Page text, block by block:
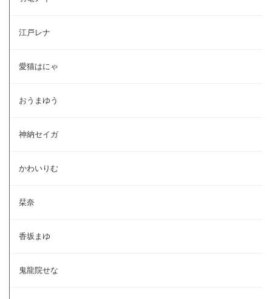
江戸レナ
愛猫はにゃ
おうまゆう
神納セイガ
かわいりむ
栞奈
香坂まゆ
鬼龍院せな